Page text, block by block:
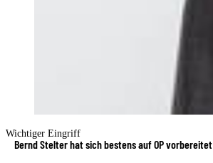
Wichtiger Eingriff
Bernd Stelter hat sich bestens auf OP vorbereitet